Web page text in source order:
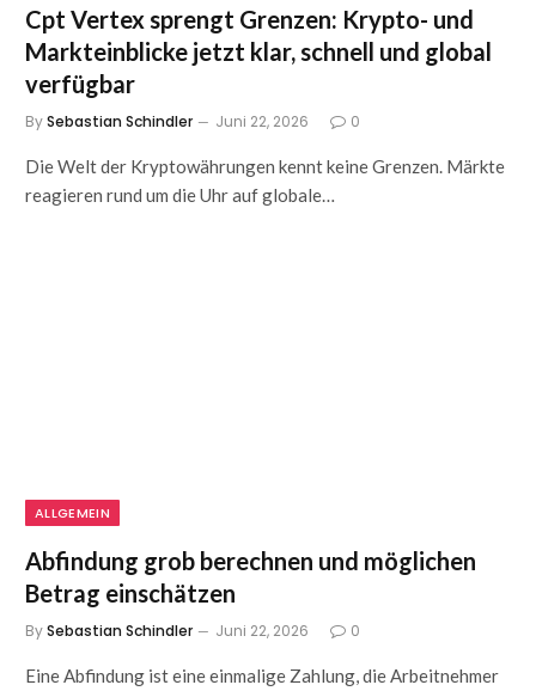
Cpt Vertex sprengt Grenzen: Krypto- und
Markteinblicke jetzt klar, schnell und global
verfügbar
BySebastian Schindler Juni 22, 2026 0
Die Welt der Kryptowährungen kennt keine Grenzen. Märkte
reagieren rund um die Uhr auf globale…
ALLGEMEIN
Abfindung grob berechnen und möglichen
Betrag einschätzen
BySebastian Schindler Juni 22, 2026 0
Eine Abfindung ist eine einmalige Zahlung, die Arbeitnehmer